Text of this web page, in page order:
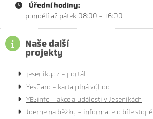
Úřední hodiny:
pondělí až pátek 08:00 - 16:00
Naše další
projekty
jeseniky.cz - portál
YesCard - karta plná výhod
YESinfo - akce a události v Jeseníkách
Jdeme na běžky - informace o bíle stopě